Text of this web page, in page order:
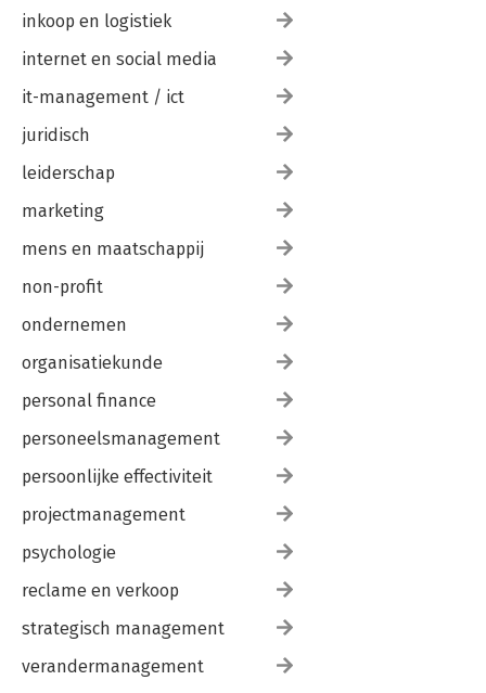
inkoop en logistiek
internet en social media
it-management / ict
juridisch
leiderschap
marketing
mens en maatschappij
non-profit
ondernemen
organisatiekunde
personal finance
personeelsmanagement
persoonlijke effectiviteit
projectmanagement
psychologie
reclame en verkoop
strategisch management
verandermanagement